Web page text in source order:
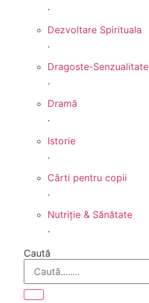
.
Dezvoltare Spirituala
.
Dragoste-Senzualitate
.
Dramă
.
Istorie
.
Cârti pentru copii
.
Nutriție & Sănătate
.
Caută